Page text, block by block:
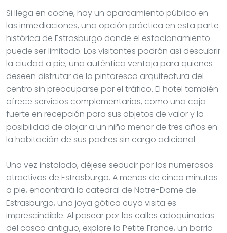
Si llega en coche, hay un aparcamiento público en
las inmediaciones, una opción práctica en esta parte
histórica de Estrasburgo donde el estacionamiento
puede ser limitado. Los visitantes podrán así descubrir
la ciudad a pie, una auténtica ventaja para quienes
deseen disfrutar de la pintoresca arquitectura del
centro sin preocuparse por el tráfico. El hotel también
ofrece servicios complementarios, como una caja
fuerte en recepción para sus objetos de valor y la
posibilidad de alojar a un niño menor de tres años en
la habitación de sus padres sin cargo adicional.
Una vez instalado, déjese seducir por los numerosos
atractivos de Estrasburgo. A menos de cinco minutos
a pie, encontrará la catedral de Notre-Dame de
Estrasburgo, una joya gótica cuya visita es
imprescindible. Al pasear por las calles adoquinadas
del casco antiguo, explore la Petite France, un barrio